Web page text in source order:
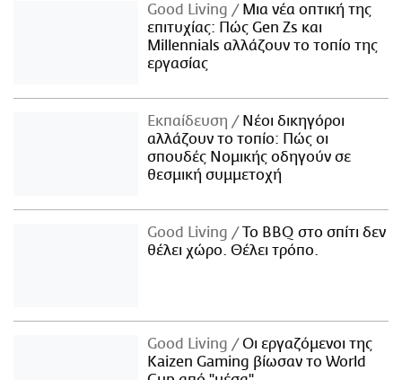
Good Living
Μια νέα οπτική της
επιτυχίας: Πώς Gen Zs και
Millennials αλλάζουν το τοπίο της
εργασίας
Εκπαίδευση
Νέοι δικηγόροι
αλλάζουν το τοπίο: Πώς οι
σπουδές Νομικής οδηγούν σε
θεσμική συμμετοχή
Good Living
Το BBQ στο σπίτι δεν
θέλει χώρο. Θέλει τρόπο.
Good Living
Οι εργαζόμενοι της
Kaizen Gaming βίωσαν το World